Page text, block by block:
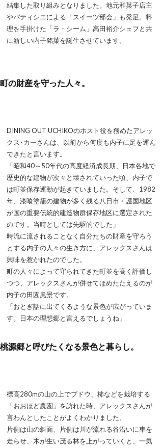
結集した取り組みとなりました。地元和菓子店主
やパティシエによる「スイーツ部会」も発足。料
理を手掛けた「ラ・シーム」高田裕介シェフと共
に新しい内子銘菓を誕生させています。
町の財産を守った人々。
DINING OUT UCHIKOのホスト役を務めたアレッ
クス･カーさんは、以前から何度も内子に足を運ん
できたと言います。
「昭和40～50年代の高度経済成長期、日本各地で
歴史的な建物が次々と壊されていった頃、内子で
は町並保存運動が起きていました。そして、1982
年、漆喰塗籠の建物が多く残る八日市・護国地区
が国の重要伝統的建造物群保存地区に選定された
のです。当時としては先駆的でした」
時流に流されることなく自分たちの財産を守ろう
とする内子の人々の生き方に、アレックスさんは
興味を惹かれたのでした。
町の人々によって守られてきた町並を高く評価し
つつ、アレックスさんが併せてほめたたえるのが
内子の田園風景です。
「おとぎ話に出てくるような景色が広がっていま
す。日本の理想郷と言えるでしょうね」
桃源郷と呼びたくなる景色と暮らし。
標高280mの山の上でブドウ、柿などを栽培する
「おおほど農園」を訪れた時、アレックスさんが
言わんとしたことがよくわかりました。
片側は山の斜面、片側は川が流れる谷沿いに車を
走らせ、木が生い茂る林を上がっていくと、一気